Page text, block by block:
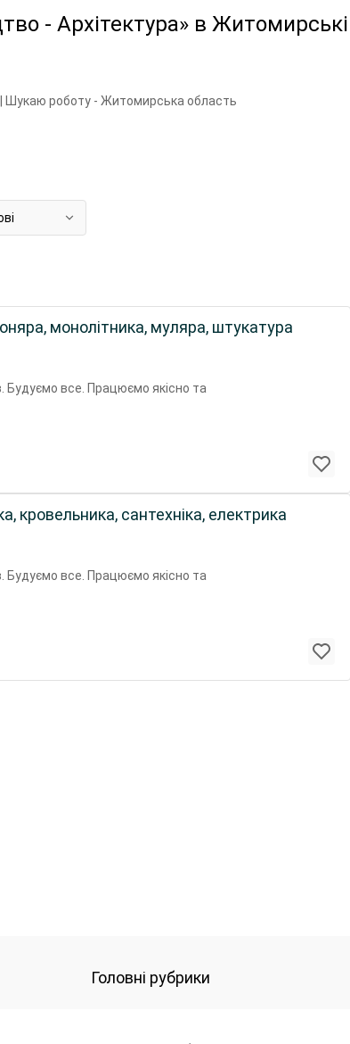
- Архітектура» в
Шукаю роботу - Житомирська область
монолітника, муляра, штукатура
Будуємо все. Працюємо якісно та
сантехніка, електрика
Будуємо все. Працюємо якісно та
Головні рубрики